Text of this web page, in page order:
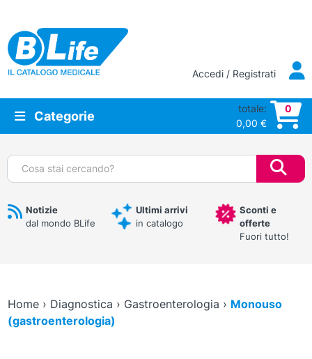
Vai al contenuto principale
Accedi / Registrati
Categorie
totale:
0,00 €
0
Cerca:
Notizie
dal mondo BLife
Ultimi arrivi
in catalogo
Sconti e
offerte
Fuori tutto!
Home› Diagnostica › Gastroenterologia › Monouso
(gastroenterologia)